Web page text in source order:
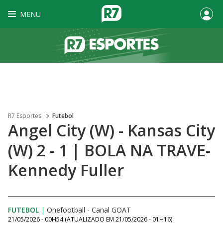
MENU
R7 Esportes Futebol
Angel City (W) - Kansas City
(W) 2 - 1 | BOLA NA TRAVE-
Kennedy Fuller
FUTEBOL | Onefootball - Canal GOAT
21/05/2026 - 00H54 (ATUALIZADO EM 21/05/2026 - 01H16)